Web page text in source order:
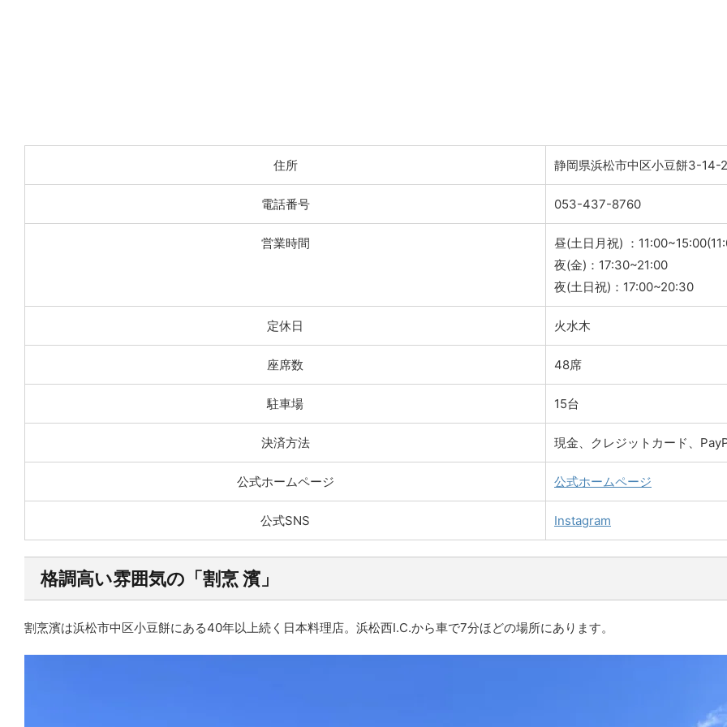
住所 静岡県浜松市中区小豆餅3-14-
電話番号 053-437-8760
営業時間
昼(土日月祝) ：
夜(金)：17:30~21:00
夜(土日祝)：17:00~20:30
定休日 火水木
座席数 48席
駐車場 15台
決済方法 現金、クレジットカード、
公式ホームページ 公式ホームページ
公式SNS Instagram
格調高い雰囲気の「割烹 濱」
割烹濱は浜松市中区小豆餅にある40年以上続く日本料理店。浜松西I.C.から車で7分ほどの場所にあります。